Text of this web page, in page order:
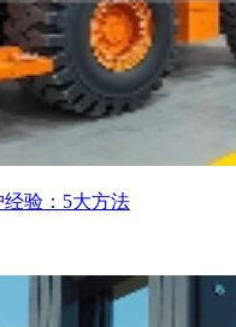
验：5大方法